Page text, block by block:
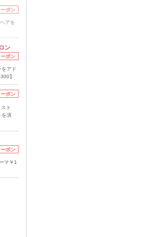
ポン
アを
ン
ポン
をアド
】
ポン
ト
を演
ポン
マ￥1